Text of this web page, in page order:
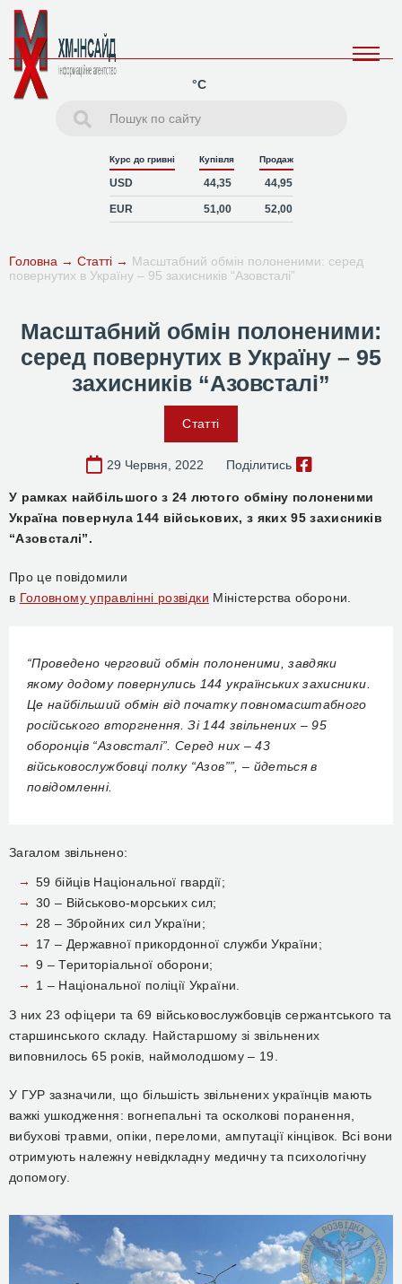
°C
Курс до гривні Купівля Продаж
USD 44,35 44,95
EUR 51,00 52,00
Головна → Статті → Масштабний обмін полоненими: серед
повернутих в Україну – 95 захисників “Азовсталі”
Масштабний обмін полоненими:
серед повернутих в Україну – 95
захисників “Азовсталі”
Статті
29 Червня, 2022 Поділитись
У рамках найбільшого з 24 лютого обміну полоненими
Україна повернула 144 військових, з яких 95 захисників
“Азовсталі”.
Про це повідомили
в Головномууправлінні розвідки Міністерства оборони.
“Проведено черговий обмін полоненими, завдяки
якому додому повернулись 144 українських захисники.
Це найбільший обмін від початку повномасштабного
російського вторгнення. Зі 144 звільнених – 95
оборонців “Азовсталі”. Серед них – 43
військовослужбовці полку “Азов””, – йдеться в
повідомленні.
Загалом звільнено:
59 бійців Національної гвардії;
30 – Військово-морських сил;
28 – Збройних сил України;
17 – Державної прикордонної служби України;
9 – Територіальної оборони;
1 – Національної поліції України.
З них 23 офіцери та 69 військовослужбовців сержантського та
старшинського складу. Найстаршому зі звільнених
виповнилось 65 років, наймолодшому – 19.
У ГУР зазначили, що більшість звільнених українців мають
важкі ушкодження: вогнепальні та осколкові поранення,
вибухові травми, опіки, переломи, ампутації кінцівок. Всі вони
отримують належну невідкладну медичну та психологічну
допомогу.